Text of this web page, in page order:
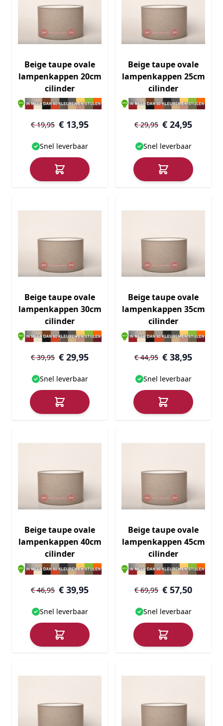
Beige taupe ovale
lampenkappen 20cm
cilinder
€ 13,95
€ 19,95
Snel leverbaar
Beige taupe ovale
lampenkappen 25cm
cilinder
€ 24,95
€ 29,95
Snel leverbaar
Beige taupe ovale
lampenkappen 30cm
cilinder
€ 29,95
€ 39,95
Snel leverbaar
Beige taupe ovale
lampenkappen 35cm
cilinder
€ 38,95
€ 44,95
Snel leverbaar
Beige taupe ovale
lampenkappen 40cm
cilinder
€ 39,95
€ 46,95
Snel leverbaar
Beige taupe ovale
lampenkappen 45cm
cilinder
€ 57,50
€ 69,95
Snel leverbaar